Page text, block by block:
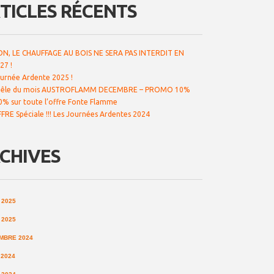
RÉCENTS
LE CHAUFFAGE AU BOIS NE SERA PAS INTERDIT EN
!
Ardente 2025 !
du mois AUSTROFLAMM DECEMBRE – PROMO 10%͏‌
sur toute l’offre Fonte Flamme
Spéciale !!! Les Journées Ardentes 2024
2025
2025
2024
2024